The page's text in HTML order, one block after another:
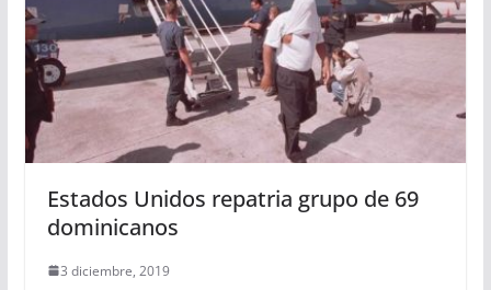
Estados Unidos repatria grupo de 69
dominicanos
3 diciembre, 2019